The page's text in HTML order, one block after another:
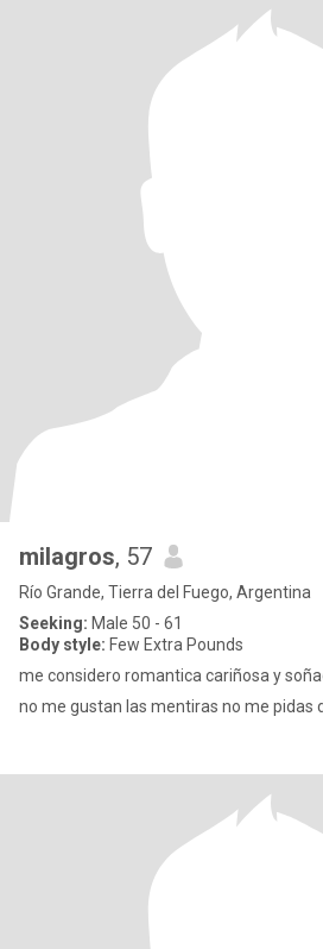
milagros, 57
Río Grande, Tierra del Fuego, Argentina
Seeking: Male 50 - 61
Body style: Few Extra Pounds
me considero romantica cariñosa y
no me gustan las mentiras no me pidas